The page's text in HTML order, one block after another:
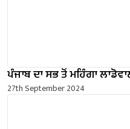
ਪੰਜਾਬ ਦਾ ਸਭ ਤੋਂ ਮਹਿੰਗਾ
27th September 2024